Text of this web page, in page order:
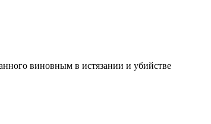
виновным в истязании и убийстве